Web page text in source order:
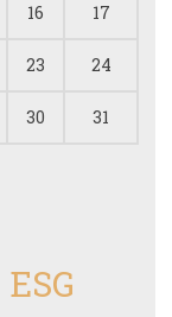
16 17
23 24
30 31
ESG